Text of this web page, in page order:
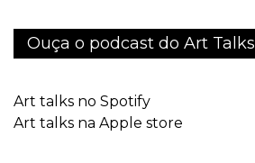
Ouça o podcast do Art Talks
Art talks no Spotify
Art talks na Apple store